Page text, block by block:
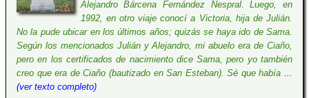
Alejandro Bárcena Fernández Nespral. Luego, en
1992, en otro viaje conocí a Victoria, hija de Julián.
No la pude ubicar en los últimos años; quizás se haya ido de Sama.
Según los mencionados Julián y Alejandro, mi abuelo era de Ciaño,
pero en los certificados de nacimiento dice Sama, pero yo también
creo que era de Ciaño (bautizado en San Esteban). Sé que había ...
(ver texto completo)